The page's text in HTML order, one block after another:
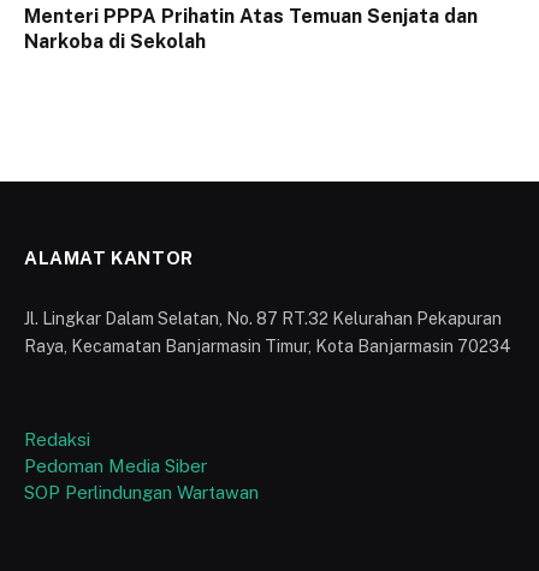
Menteri PPPA Prihatin Atas Temuan Senjata dan
Narkoba di Sekolah
ALAMAT KANTOR
Jl. Lingkar Dalam Selatan, No. 87 RT.32 Kelurahan Pekapuran
Raya, Kecamatan Banjarmasin Timur, Kota Banjarmasin 70234
Redaksi
Pedoman Media Siber
SOP Perlindungan Wartawan